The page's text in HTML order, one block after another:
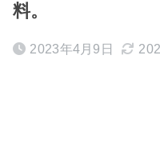
料。
2023年4月9日